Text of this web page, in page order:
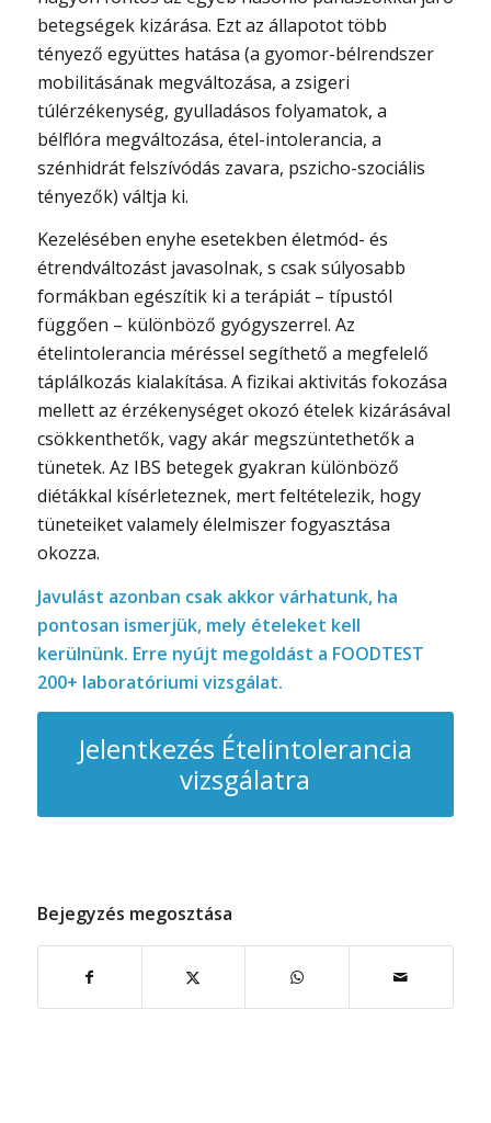
betegségek kizárása. Ezt az állapotot több
tényező együttes hatása (a gyomor-bélrendszer
mobilitásának megváltozása, a zsigeri
túlérzékenység, gyulladásos folyamatok, a
bélflóra megváltozása, étel-intolerancia, a
szénhidrát felszívódás zavara, pszicho-szociális
tényezők) váltja ki.
Kezelésében enyhe esetekben életmód- és
étrendváltozást javasolnak, s csak súlyosabb
formákban egészítik ki a terápiát – típustól
függően – különböző gyógyszerrel. Az
ételintolerancia méréssel segíthető a megfelelő
táplálkozás kialakítása. A fizikai aktivitás fokozása
mellett az érzékenységet okozó ételek kizárásával
csökkenthetők, vagy akár megszüntethetők a
tünetek. Az IBS betegek gyakran különböző
diétákkal kísérleteznek, mert feltételezik, hogy
tüneteiket valamely élelmiszer fogyasztása
okozza.
Javulást azonban csak akkor várhatunk, ha
pontosan ismerjük, mely ételeket kell
kerülnünk. Erre nyújt megoldást a FOODTEST
200+ laboratóriumi vizsgálat.
Jelentkezés Ételintolerancia
vizsgálatra
Bejegyzés megosztása